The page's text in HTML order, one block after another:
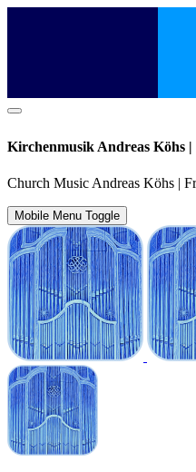
Kirchenmusik Andreas Köhs
Church Music Andreas Köhs |
Mobile Menu Toggle